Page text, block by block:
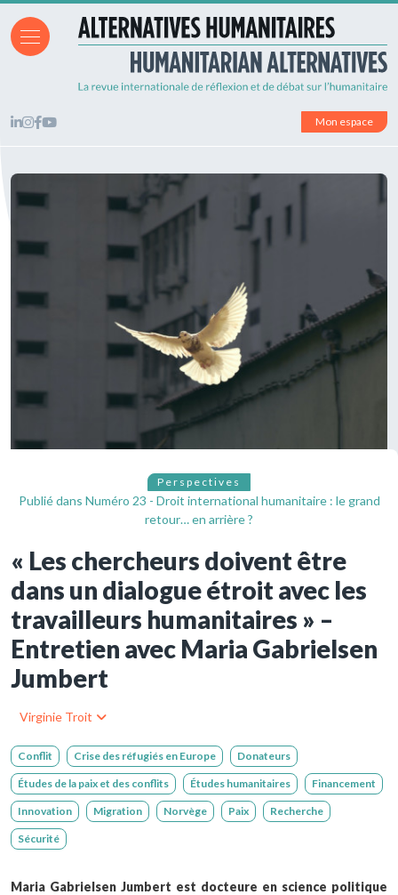
Mon espace
Perspectives
Publié dans Numéro 23 - Droit international humanitaire : le grand
retour… en arrière ?
« Les chercheurs doivent être
dans un dialogue étroit avec les
travailleurs humanitaires » –
Entretien avec Maria Gabrielsen
Jumbert
Virginie Troit
Conflit Crise des réfugiés en Europe Donateurs
Études de la paix et des conflits Études humanitaires Financement
Innovation Migration Norvège Paix Recherche
Sécurité
Maria Gabrielsen Jumbert est docteure en science politique